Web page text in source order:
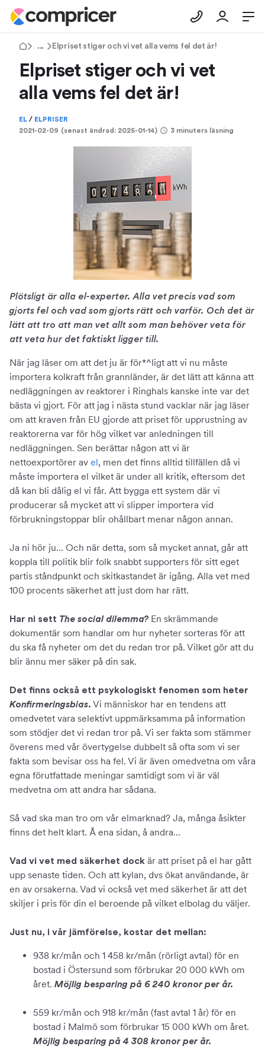
Tips & RådElpriset stiger och vi vet alla vems fel det är!
Elpriset stiger och vi vet
alla vems fel det är!
EL / ELPRISER
2021-02-09 (senast ändrad: 2025-01-14) 3 minuters läsning
Plötsligt är alla el-experter. Alla vet precis vad som
gjorts fel och vad som gjorts rätt och varför. Och det är
lätt att tro att man vet allt som man behöver veta för
att veta hur det faktiskt ligger till.
När jag läser om att det ju är för*^ligt att vi nu måste
importera kolkraft från grannländer, är det lätt att känna att
nedläggningen av reaktorer i Ringhals kanske inte var det
bästa vi gjort. För att jag i nästa stund vacklar när jag läser
om att kraven från EU gjorde att priset för upprustning av
reaktorerna var för hög vilket var anledningen till
nedläggningen. Sen berättar någon att vi är
nettoexportörer av el, men det finns alltid tillfällen då vi
måste importera el vilket är under all kritik, eftersom det
då kan bli dålig el vi får. Att bygga ett system där vi
producerar så mycket att vi slipper importera vid
förbrukningstoppar blir ohållbart menar någon annan.
Ja ni hör ju... Och när detta, som så mycket annat, går att
koppla till politik blir folk snabbt supporters för sitt eget
partis ståndpunkt och skitkastandet är igång. Alla vet med
100 procents säkerhet att just dom har rätt.
Har ni sett The social dilemma? En skrämmande
dokumentär som handlar om hur nyheter sorteras för att
du ska få nyheter om det du redan tror på. Vilket gör att du
blir ännu mer säker på din sak.
Det finns också ett psykologiskt fenomen som heter
Konfirmeringsbias. Vi människor har en tendens att
omedvetet vara selektivt uppmärksamma på information
som stödjer det vi redan tror på. Vi ser fakta som stämmer
överens med vår övertygelse dubbelt så ofta som vi ser
fakta som bevisar oss ha fel. Vi är även omedvetna om våra
egna förutfattade meningar samtidigt som vi är väl
medvetna om att andra har sådana.
Så vad ska man tro om vår elmarknad? Ja, många åsikter
finns det helt klart. Å ena sidan, å andra…
Vad vi vet med säkerhet dock är att priset på el har gått
upp senaste tiden. Och att kylan, dvs ökat användande, är
en av orsakerna. Vad vi också vet med säkerhet är att det
skiljer i pris för din el beroende på vilket elbolag du väljer.
Just nu, i vår jämförelse, kostar det mellan:
938 kr/mån och 1 458 kr/mån (rörligt avtal) för en
bostad i Östersund som förbrukar 20 000 kWh om
året. Möjlig besparing på 6 240 kronor per år.
559 kr/mån och 918 kr/mån (fast avtal 1 år) för en
bostad i Malmö som förbrukar 15 000 kWh om året.
Möjlig besparing på 4 308 kronor per år.